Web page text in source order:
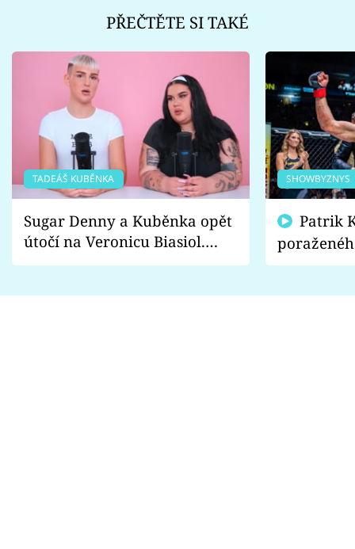
PŘEČTĚTE SI TAKÉ
TADEÁŠ KUBĚNKA
Sugar Denny a Kuběnka opět
útočí na Veronicu Biasiol.
Proč je podle nich falešná a
SHOWBYZNYS
fanoušci